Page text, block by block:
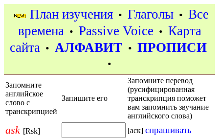
План изучения • Глаголы • Все
времена • Passive Voice • Карта
сайта • АЛФАВИТ • ПРОПИСИ
•
Запомните
английское
слово с
транскрипцией
Запишите его
Запомните перевод
(русифицированная
транскрипция поможет
вам запомнить звучание
английского слова)
ask [Rsk] [аск] спрашивать